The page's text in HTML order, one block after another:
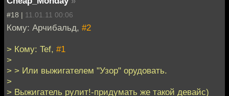
#18 | 11.01.11 00:06
Кому: Арчибальд, #2
> Кому: Tef, #1
>
> > Или выжигателем "Узор" орудовать.
>
> Выжигатель рулит!-придумать же такой девайс)